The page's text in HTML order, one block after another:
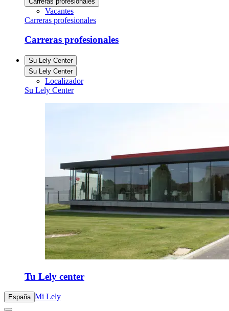
Vacantes
Carreras profesionales
Carreras profesionales
Su Lely Center
Su Lely Center
Localizador
Su Lely Center
Tu Lely center
España Mi Lely